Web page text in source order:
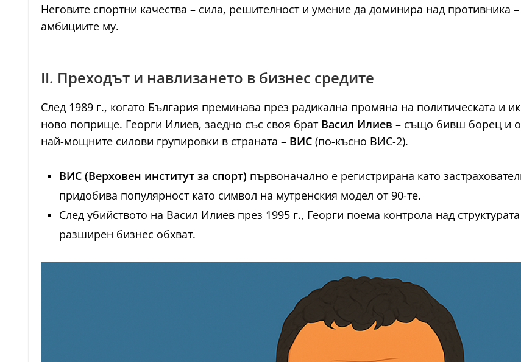
Неговите спортни качества – сила, решителност и умение да доминира над
амбициите му.
II. Преходът и навлизането в бизнес средите
След 1989 г., когато България преминава през радикална промяна на политическата и
ново поприще. Георги Илиев, заедно със своя брат Васил Илиев – също бивш борец и
най-мощните силови групировки в страната – ВИС (по-късно ВИС-2).
ВИС (Верховен институт за спорт) първоначално е регистрирана като
придобива популярност като символ на мутренския модел от 90-те.
След убийството на Васил Илиев през 1995 г., Георги поема контрола над
разширен бизнес обхват.